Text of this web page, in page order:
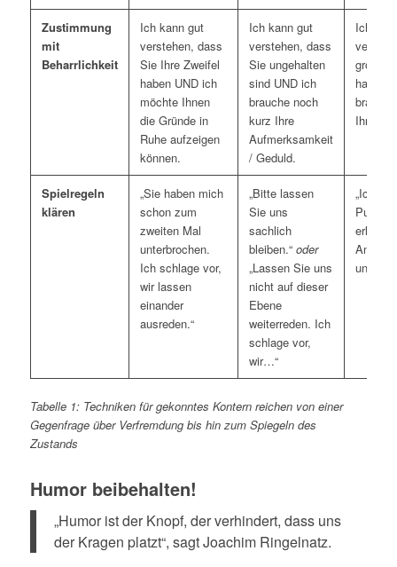
Zustimmung
mit
Beharrlichkeit
Ich kann gut
verstehen, dass
Sie Ihre Zweifel
haben UND ich
möchte Ihnen
die Gründe in
Ruhe aufzeigen
können.
Ich kann gut
verstehen, dass
Sie ungehalten
sind UND ich
brauche noch
kurz Ihre
Aufmerksamkeit
/ Geduld.
Ich
große
haben
Ihr
Spielregeln
klären
„Sie haben mich
schon zum
zweiten Mal
unterbrochen.
Ich schlage vor,
wir lassen
einander
ausreden.“
„Bitte lassen
Sie uns
sachlich
bleiben.“ oder
„Lassen Sie uns
nicht auf dieser
Ebene
weiterreden. Ich
schlage vor,
wir…“
„Ich
Punkte
uns
Tabelle 1: Techniken für gekonntes Kontern reichen von einer
Gegenfrage über Verfremdung bis hin zum Spiegeln des
Zustands
Humor beibehalten!
„Humor ist der Knopf, der verhindert, dass uns
der Kragen platzt“, sagt Joachim Ringelnatz.